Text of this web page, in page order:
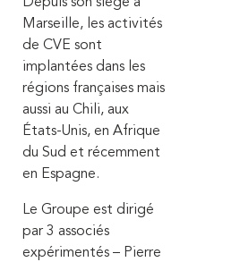
Marseille, les activités
de CVE sont
implantées dans les
régions françaises mais
aussi au Chili, aux
États-Unis, en Afrique
du Sud et récemment
en Espagne.
Le Groupe est dirigé
par 3 associés
expérimentés – Pierre